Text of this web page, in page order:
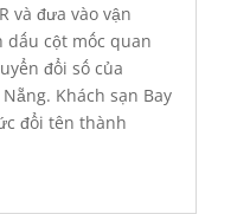
và đưa vào vận
dấu cột mốc quan
đổi số của
Khách sạn Bay
đổi tên thành